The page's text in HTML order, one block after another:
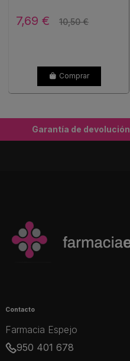
7,69 € 10,50 €
Comprar
Garantía de
Contacto
Farmacia Espejo
950 401 678